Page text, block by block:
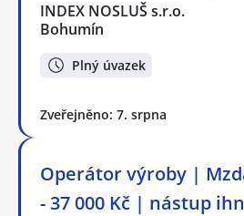
INDEX NOSLUŠ s.r.o.
Bohumín
Plný úvazek
Zveřejněno: 7. srpna
Operátor výroby |
- 37 000 Kč | nástup